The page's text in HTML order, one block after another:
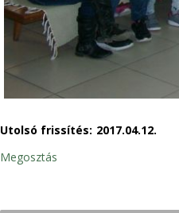
Utolsó frissítés: 2017.04.12.
Megosztás